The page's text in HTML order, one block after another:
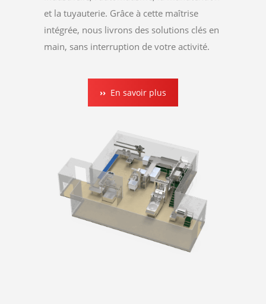
et la tuyauterie. Grâce à cette maîtrise
intégrée, nous livrons des solutions clés en
main, sans interruption de votre activité.
En savoir plus